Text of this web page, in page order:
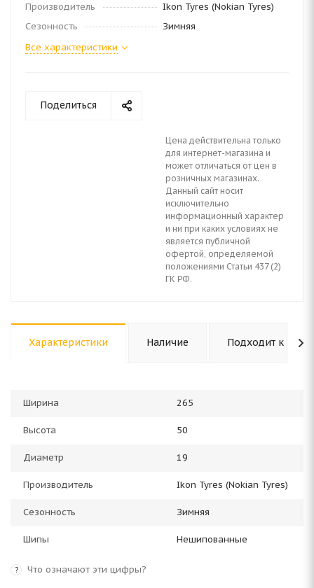
Производитель
Ikon Tyres (Nokian Tyres)
Сезонность
Зимняя
Все характеристики
Поделиться
Цена действительна только
для интернет-магазина и
может отличаться от цен в
розничных магазинах.
Данный сайт носит
исключительно
информационный характер
и ни при каких условиях не
является публичной
офертой, определяемой
положениями Статьи 437 (2)
ГК РФ.
Характеристики Наличие Подходит к авто
Ширина 265
Высота 50
Диаметр 19
Производитель Ikon Tyres (Nokian Tyres)
Сезонность Зимняя
Шипы Нешипованные
? Что означают эти цифры?